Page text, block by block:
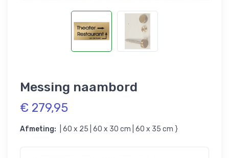
Messing naambord
€ 279,95
Afmeting: | 60 x 25 | 60 x 30 cm | 60 x 35 cm }